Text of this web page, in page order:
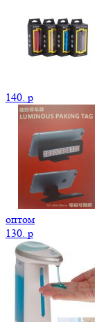
140. p
оптом
130. p